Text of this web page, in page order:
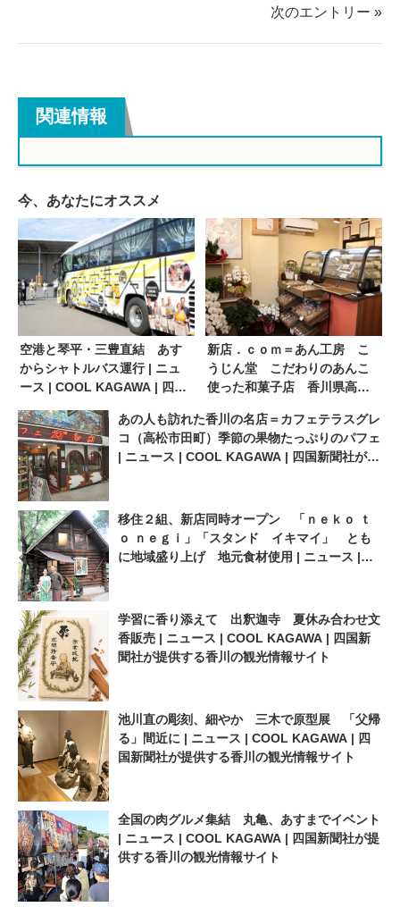
次のエントリー »
関連情報
今、あなたにオススメ
空港と琴平・三豊直結 あす
からシャトルバス運行 | ニュ
ース | COOL KAGAWA | 四国
情報サイト
新店．ｃｏｍ＝あん工房 こ
うじん堂 こだわりのあんこ
使った和菓子店 香川県高松
ス | COOL KAGAWA | 四国新
聞社が提供する香川の観光情
報サイト
あの人も訪れた香川の名店＝カフェテラスグレ
コ（高松市田町）季節の果物たっぷりのパフェ
| ニュース | COOL KAGAWA | 四国新聞社が提
移住２組、新店同時オープン 「ｎｅｋｏ ｔ
ｏ ｎｅｇｉ」「スタンド イキマイ」 とも
に地域盛り上げ 地元食材使用 | ニュース |
学習に香り添えて 出釈迦寺 夏休み合わせ文
香販売 | ニュース | COOL KAGAWA | 四国新
聞社が提供する香川の観光情報サイト
池川直の彫刻、細やか 三木で原型展 「父帰
る」間近に | ニュース | COOL KAGAWA | 四
国新聞社が提供する香川の観光情報サイト
全国の肉グルメ集結 丸亀、あすまでイベント
| ニュース | COOL KAGAWA | 四国新聞社が提
供する香川の観光情報サイト